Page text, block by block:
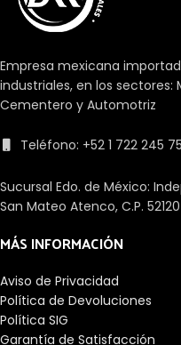
Empresa mexicana
industriales, en los sectores:
Cementero y Automotriz
Teléfono: +52 1 722 245
Sucursal Edo. de México:
San Mateo Atenco, C.P. 52120
MÁS INFORMACIÓN
Aviso de Privacidad
Política de Devoluciones
Política SIG
Garantía de Satisfacción